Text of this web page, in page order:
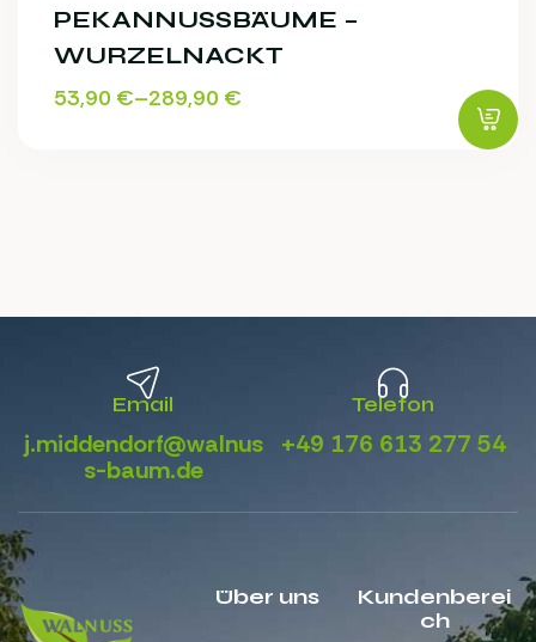
PEKANNUSSBÄUME –
WURZELNACKT
53,90 €–289,90 €
Email
j.middendorf@walnus
s-baum.de
Telefon
+49 176 613 277 54
Über uns
Kundenberei
ch